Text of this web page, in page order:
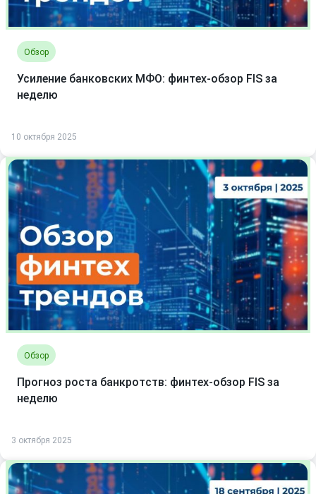
Обзор
Усиление банковских МФО: финтех-обзор FIS за
неделю
10 октября 2025
Обзор
Прогноз роста банкротств: финтех-обзор FIS за
неделю
3 октября 2025